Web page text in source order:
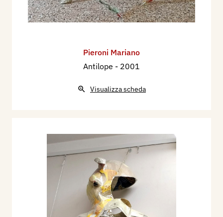
Pieroni Mariano
Antilope - 2001
Visualizza scheda